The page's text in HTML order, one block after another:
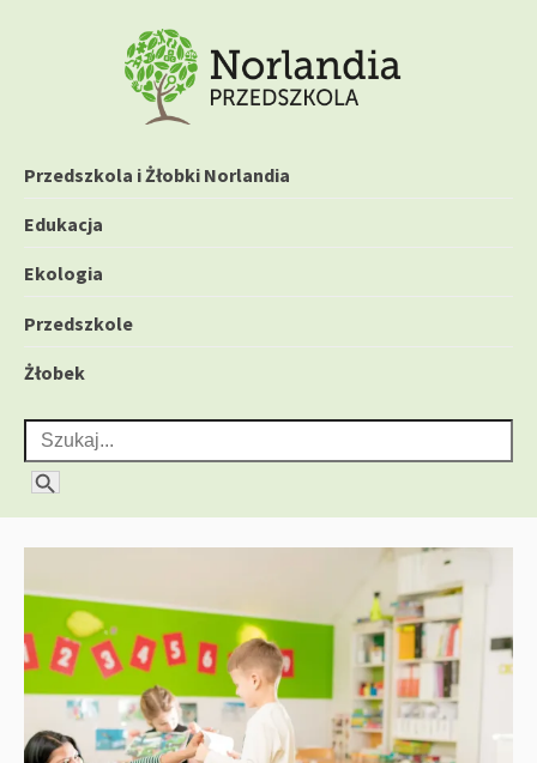
Przedszkola i Żłobki Norlandia
Edukacja
Ekologia
Przedszkole
Żłobek
Search Button